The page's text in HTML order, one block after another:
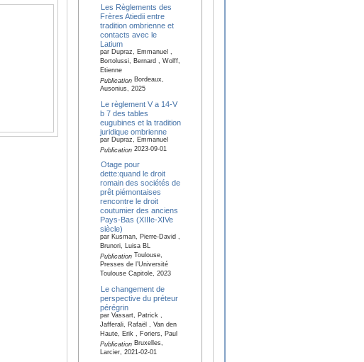
Les Règlements des
Frères Atiedii entre
tradition ombrienne et
contacts avec le
Latium
par Dupraz, Emmanuel ,
Bortolussi, Bernard , Wolff,
Etienne
PublicationBordeaux,
Ausonius, 2025
Le règlement V a 14-V
b 7 des tables
eugubines et la tradition
juridique ombrienne
par Dupraz, Emmanuel
Publication2023-09-01
Otage pour
dette:quand le droit
romain des sociétés de
prêt piémontaises
rencontre le droit
coutumier des anciens
Pays-Bas (XIIIe-XIVe
siècle)
par Kusman, Pierre-David ,
Brunori, Luisa BL
PublicationToulouse,
Presses de l’Université
Toulouse Capitole, 2023
Le changement de
perspective du préteur
pérégrin
par Vassart, Patrick ,
Jafferali, Rafaël , Van den
Haute, Erik , Foriers, Paul
PublicationBruxelles,
Larcier, 2021-02-01